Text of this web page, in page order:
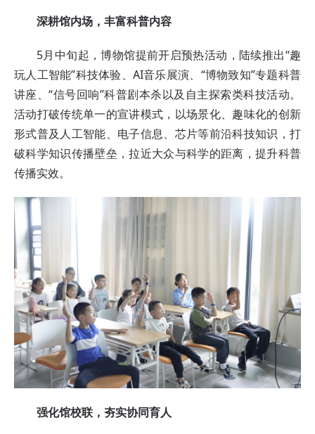
深耕馆内场，丰富科普内容
5月中旬起，博物馆提前开启预热活动，陆续推出“趣
玩人工智能”科技体验、AI音乐展演、“博物致知”专题科普
讲座、“信号回响”科普剧本杀以及自主探索类科技活动。
活动打破传统单一的宣讲模式，以场景化、趣味化的创新
形式普及人工智能、电子信息、芯片等前沿科技知识，打
破科学知识传播壁垒，拉近大众与科学的距离，提升科普
传播实效。
强化馆校联，夯实协同育人